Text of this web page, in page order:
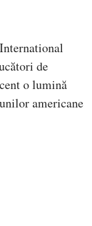
de
o lumină
americane